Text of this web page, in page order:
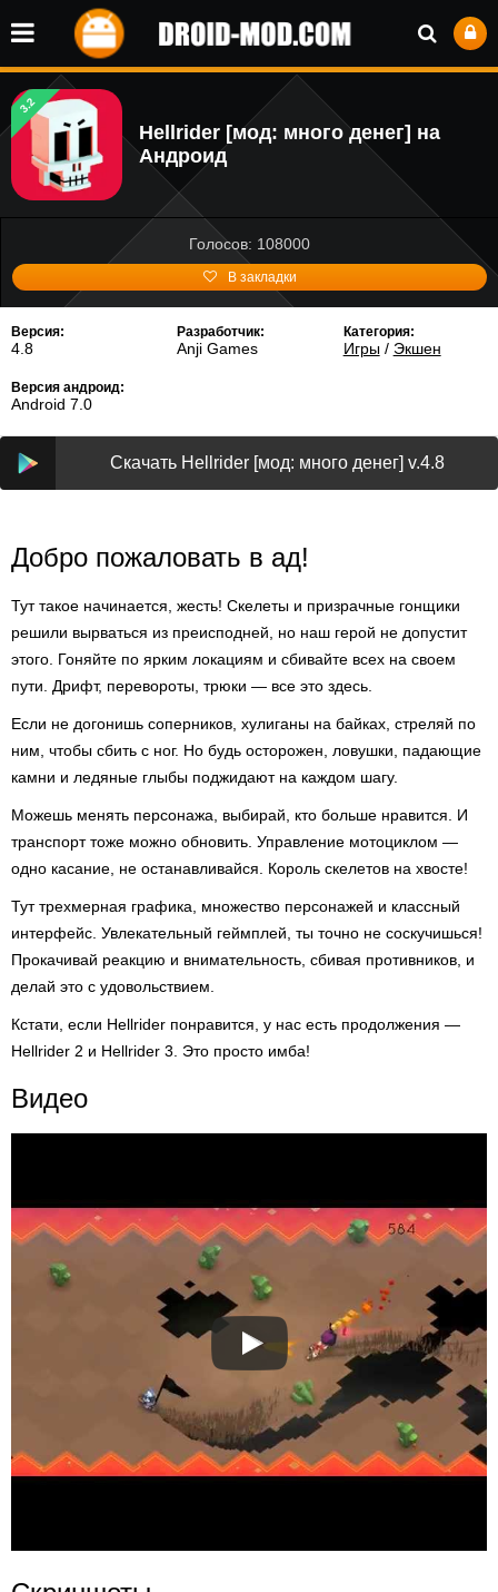
3.2
Hellrider [мод: много денег] на
Андроид
Голосов: 108000
В закладки
Версия:
4.8
Разработчик:
Anji Games
Категория:
Игры/ Экшен
Версия андроид:
Android 7.0
Скачать Hellrider [мод: много денег] v.4.8
Добро пожаловать в ад!
Тут такое начинается, жесть! Скелеты и призрачные гонщики
решили вырваться из преисподней, но наш герой не допустит
этого. Гоняйте по ярким локациям и сбивайте всех на своем
пути. Дрифт, перевороты, трюки — все это здесь.
Если не догонишь соперников, хулиганы на байках, стреляй по
ним, чтобы сбить с ног. Но будь осторожен, ловушки, падающие
камни и ледяные глыбы поджидают на каждом шагу.
Можешь менять персонажа, выбирай, кто больше нравится. И
транспорт тоже можно обновить. Управление мотоциклом —
одно касание, не останавливайся. Король скелетов на хвосте!
Тут трехмерная графика, множество персонажей и классный
интерфейс. Увлекательный геймплей, ты точно не соскучишься!
Прокачивай реакцию и внимательность, сбивая противников, и
делай это с удовольствием.
Кстати, если Hellrider понравится, у нас есть продолжения —
Hellrider 2 и Hellrider 3. Это просто имба!
Видео